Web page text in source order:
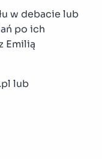
w debacie lub
po ich
Emilią
lub